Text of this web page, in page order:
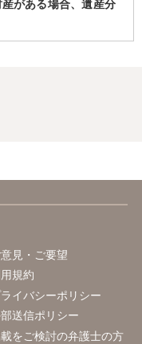
がある場合、遺産分
意見・ご要望
規約
イバシーポリシー
送信ポリシー
をご検討の弁護士の方